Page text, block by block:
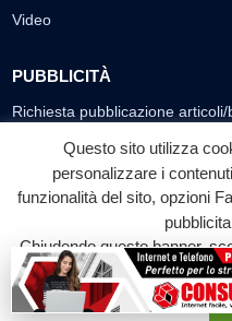
Video
PUBBLICITÀ
Richiesta pubblicazione
SEGUICI SUI SOCIAL
f
Facebook
© 2026 LABTV -
Questo sito utilizza
personalizzare i
funzionalità del sito, opzioni
Chiudendo questo banner,
su qualunque suo